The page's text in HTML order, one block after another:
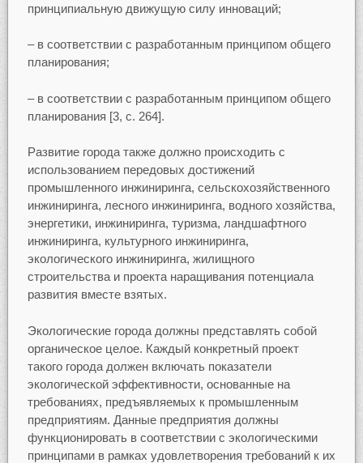
принципиальную движущую силу инноваций;
– в соответствии с разработанным принципом общего
планирования;
– в соответствии с разработанным принципом общего
планирования [3, с. 264].
Развитие города также должно происходить с
использованием передовых достижений
промышленного инжиниринга, сельскохозяйственного
инжиниринга, лесного инжиниринга, водного хозяйства,
энергетики, инжиниринга, туризма, ландшафтного
инжиниринга, культурного инжиниринга,
экологического инжиниринга, жилищного
строительства и проекта наращивания потенциала
развития вместе взятых.
Экологические города должны представлять собой
органическое целое. Каждый конкретный проект
такого города должен включать показатели
экологической эффективности, основанные на
требованиях, предъявляемых к промышленным
предприятиям. Данные предприятия должны
функционировать в соответствии с экологическими
принципами в рамках удовлетворения требований к их